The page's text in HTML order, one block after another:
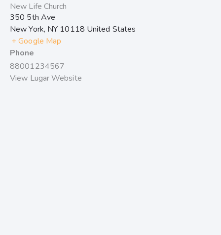
New Life Church
350 5th Ave
New York, NY 10118 United States
+ Google Map
Phone
88001234567
View Lugar Website